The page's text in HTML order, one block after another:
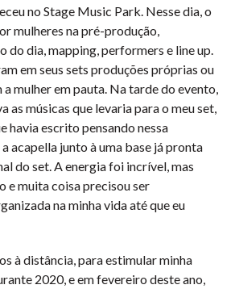
no Stage Music Park. Nesse dia, o
mulheres na pré-produção,
do dia, mapping, performers e line up.
em seus sets produções próprias ou
mulher em pauta. Na tarde do evento,
as músicas que levaria para o meu set,
havia escrito pensando nessa
acapella junto à uma base já pronta
do set. A energia foi incrível, mas
e muita coisa precisou ser
na minha vida até que eu
à distância, para estimular minha
2020, e em fevereiro deste ano,